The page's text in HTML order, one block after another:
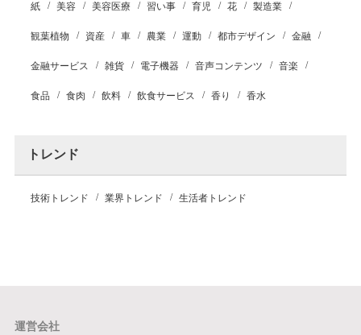
紙 美容 美容医療 習い事 育児 花 製造業
観葉植物 資産 車 農業 運動 都市デザイン 金融
金融サービス 雑貨 電子機器 音声コンテンツ 音楽
食品 食肉 飲料 飲食サービス 香り 香水
トレンド
技術トレンド 業界トレンド 生活者トレンド
運営会社